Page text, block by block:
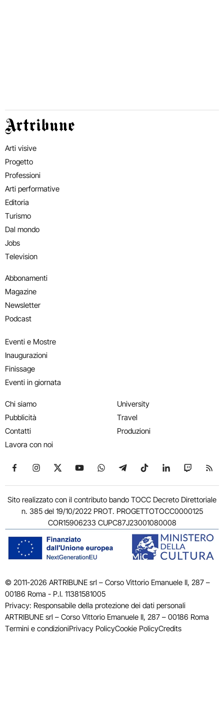
Artribune
Arti visive
Progetto
Professioni
Arti performative
Editoria
Turismo
Dal mondo
Jobs
Television
Abbonamenti
Magazine
Newsletter
Podcast
Eventi e Mostre
Inaugurazioni
Finissage
Eventi in giornata
Chi siamo
Pubblicità
Contatti
Lavora con noi
University
Travel
Produzioni
Seguici su Facebook
Seguici su Instagram
Seguici su X
Seguici su YouTube
Seguici su WhatsApp
Seguici su Telegram
Seguici su TikTok
Seguici su
Seguici
Sito realizzato con il contributo bando TOCC Decreto Direttoriale
n. 385 del 19/10/2022 PROT. PROGETTOTOCC0000125
COR15906233 CUPC87J23001080008
© 2011-2026 ARTRIBUNE srl – Corso Vittorio Emanuele II, 287 –
00186 Roma - P.I. 11381581005
Privacy: Responsabile della protezione dei dati personali
ARTRIBUNE srl – Corso Vittorio Emanuele II, 287 – 00186 Roma
Termini e condizioniPrivacy PolicyCookie PolicyCredits